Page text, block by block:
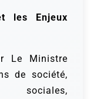
les Enjeux
Le Ministre
de société,
sociales,